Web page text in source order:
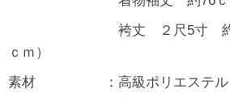
袴丈 ２尺5寸 約95ｃ
ｃｍ）
素材 ：高級ポリエステル